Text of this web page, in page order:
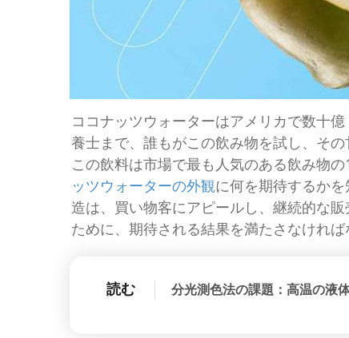
ココナッツウォーターはアメリカで数十
養士まで、誰もがこの飲み物を試し、そ
この飲料は市場で最も人気のある飲み物
ッツウォーターの外観に何を期待するか
造は、買い物客にアピールし、継続的な
ために、期待される結果を満たさなければ
読む 分光測色法の課題：高温の液